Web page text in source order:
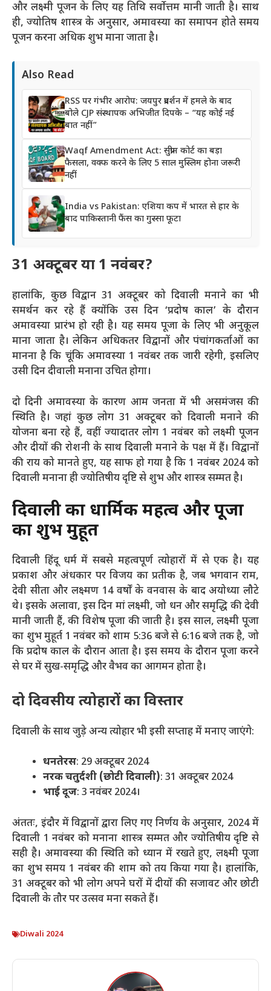
और लक्ष्मी पूजन के लिए यह तिथि सर्वोत्तम मानी जाती है। साथ
ही, ज्योतिष शास्त्र के अनुसार, अमावस्या का समापन होते समय
पूजन करना अधिक शुभ माना जाता है​।
Also Read
RSS पर गंभीर आरोप: जयपुर प्रदर्शन में हमले के बाद
बोले CJP संस्थापक अभिजीत दिपके – “यह कोई नई
बात नहीं”
Waqf Amendment Act: सुप्रीम कोर्ट का बड़ा
फैसला, वक्फ करने के लिए 5 साल मुस्लिम होना जरूरी
नहीं
India vs Pakistan: एशिया कप में भारत से हार के
बाद पाकिस्तानी फैंस का गुस्सा फूटा
31 अक्टूबर या 1 नवंबर?
हालांकि, कुछ विद्वान 31 अक्टूबर को दिवाली मनाने का भी
समर्थन कर रहे हैं क्योंकि उस दिन ‘प्रदोष काल’ के दौरान
अमावस्या प्रारंभ हो रही है। यह समय पूजा के लिए भी अनुकूल
माना जाता है। लेकिन अधिकतर विद्वानों और पंचांगकर्ताओं का
मानना है कि चूंकि अमावस्या 1 नवंबर तक जारी रहेगी, इसलिए
उसी दिन दीवाली मनाना उचित होगा​।
दो दिनी अमावस्या के कारण आम जनता में भी असमंजस की
स्थिति है। जहां कुछ लोग 31 अक्टूबर को दिवाली मनाने की
योजना बना रहे हैं, वहीं ज्यादातर लोग 1 नवंबर को लक्ष्मी पूजन
और दीयों की रोशनी के साथ दिवाली मनाने के पक्ष में हैं। विद्वानों
की राय को मानते हुए, यह साफ हो गया है कि 1 नवंबर 2024 को
दिवाली मनाना ही ज्योतिषीय दृष्टि से शुभ और शास्त्र सम्मत है​।
दिवाली का धार्मिक महत्व और पूजा
का शुभ मुहूर्त
दिवाली हिंदू धर्म में सबसे महत्वपूर्ण त्योहारों में से एक है। यह
प्रकाश और अंधकार पर विजय का प्रतीक है, जब भगवान राम,
देवी सीता और लक्ष्मण 14 वर्षों के वनवास के बाद अयोध्या लौटे
थे। इसके अलावा, इस दिन मां लक्ष्मी, जो धन और समृद्धि की देवी
मानी जाती हैं, की विशेष पूजा की जाती है। इस साल, लक्ष्मी पूजा
का शुभ मुहूर्त 1 नवंबर को शाम 5:36 बजे से 6:16 बजे तक है, जो
कि प्रदोष काल के दौरान आता है। इस समय के दौरान पूजा करने
से घर में सुख-समृद्धि और वैभव का आगमन होता है​।
दो दिवसीय त्योहारों का विस्तार
दिवाली के साथ जुड़े अन्य त्योहार भी इसी सप्ताह में मनाए जाएंगे:
धनतेरस: 29 अक्टूबर 2024
नरक चतुर्दशी (छोटी दिवाली): 31 अक्टूबर 2024
भाई दूज: 3 नवंबर 2024​।
अंततः, इंदौर में विद्वानों द्वारा लिए गए निर्णय के अनुसार, 2024 में
दिवाली 1 नवंबर को मनाना शास्त्र सम्मत और ज्योतिषीय दृष्टि से
सही है। अमावस्या की स्थिति को ध्यान में रखते हुए, लक्ष्मी पूजा
का शुभ समय 1 नवंबर की शाम को तय किया गया है। हालांकि,
31 अक्टूबर को भी लोग अपने घरों में दीयों की सजावट और छोटी
दिवाली के तौर पर उत्सव मना सकते हैं।
Diwali 2024